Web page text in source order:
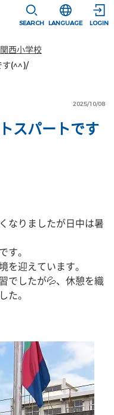
SEARCH
選択すると言
LANGUAGE LOGIN
関西小学校
す(^^)/
2025/10/08
スパートです
なりましたが日中は暑
す。
を迎えています。
でしたが💦、休憩を織
た。